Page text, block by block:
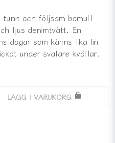
och följsam bomull
ljus denimtvätt. En
dagar som känns lika fin
under svalare kvällar.
LÄGG I VARUKORG